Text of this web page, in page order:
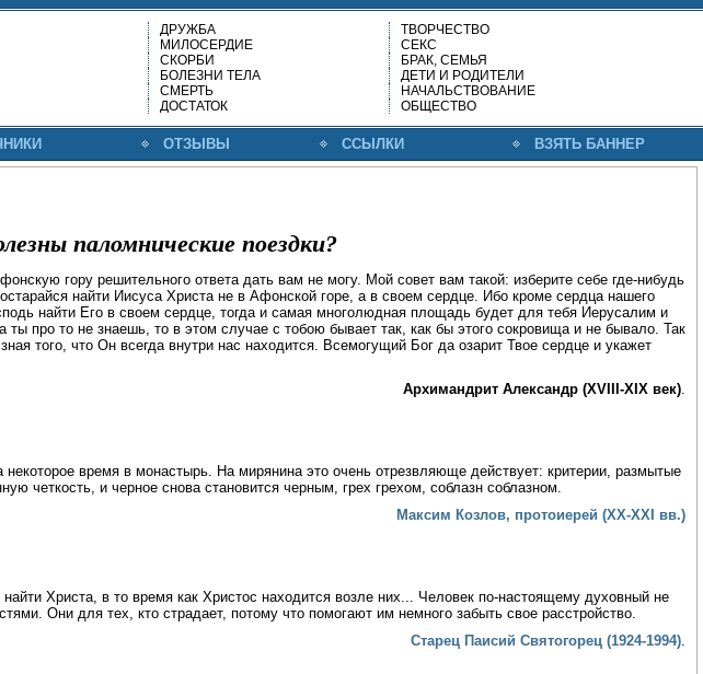
ДРУЖБА
ТВОРЧЕСТВО
МИЛОСЕРДИЕ
СЕКС
СКОРБИ
БРАК, СЕМЬЯ
БОЛЕЗНИ ТЕЛА
ДЕТИ И РОДИТЕЛИ
СМЕРТЬ
НАЧАЛЬСТВОВАНИЕ
ДОСТАТОК
ОБЩЕСТВО
ОТЗЫВЫ ССЫЛКИ ВЗЯТЬ БАННЕР
паломнические поездки?
гору решительного ответа дать вам не могу. Мой совет вам такой: изберите себе где-нибудь
найти Иисуса Христа не в Афонской горе, а в своем сердце. Ибо кроме сердца нашего
найти Его в своем сердце, тогда и самая многолюдная площадь будет для тебя Иерусалим и
про то не знаешь, то в этом случае с тобою бывает так, как бы этого сокровища и не бывало. Так
того, что Он всегда внутри нас находится. Всемогущий Бог да озарит Твое сердце и укажет
Архимандрит Александр (XVIII-XIX век)
время в монастырь. На мирянина это очень отрезвляюще действует: критерии, размытые
четкость, и черное снова становится черным, грех грехом, соблазн соблазном.
Максим Козлов, протоиерей (XX-XXI вв.)
Христа, в то время как Христос находится возле них... Человек по-настоящему духовный не
Они для тех, кто страдает, потому что помогают им немного забыть свое расстройство.
Старец Паисий Святогорец (1924-1994)